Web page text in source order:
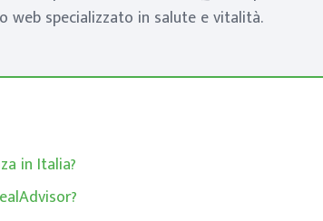
web specializzato in salute e vitalità.
in Italia?